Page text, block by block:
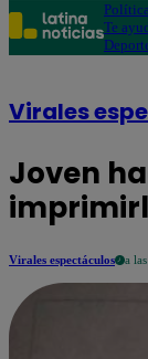
Política
Te
Virales
Joven
Virales espectáculos a